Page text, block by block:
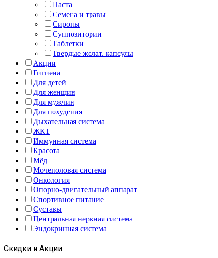
Паста
Семена и травы
Сиропы
Суппозитории
Таблетки
Твердые желат. капсулы
Акции
Гигиена
Для детей
Для женщин
Для мужчин
Для похудения
Дыхательная система
ЖКТ
Иммунная система
Красота
Мёд
Мочеполовая система
Онкология
Опорно-двигательный аппарат
Спортивное питание
Суставы
Центральная нервная система
Эндокринная система
Скидки и Акции